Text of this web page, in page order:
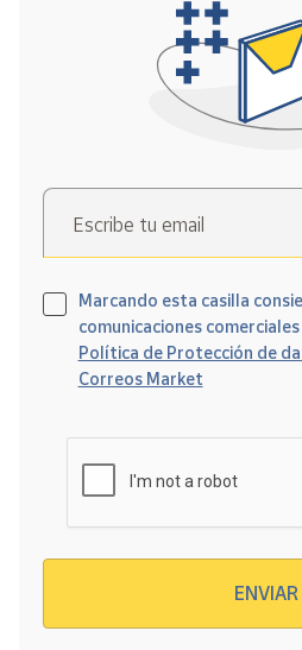
Escribe tu email
Marcando esta casilla
comunicaciones
Política de Protección de
Correos Market
ENVIAR